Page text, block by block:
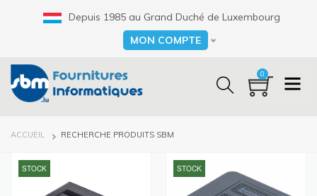
Depuis 1985 au Grand Duché de Luxembourg
Select your language
MON COMPTE
0
FIL
ACCUEIL RECHERCHE PRODUITS SBM
STOCK STOCK